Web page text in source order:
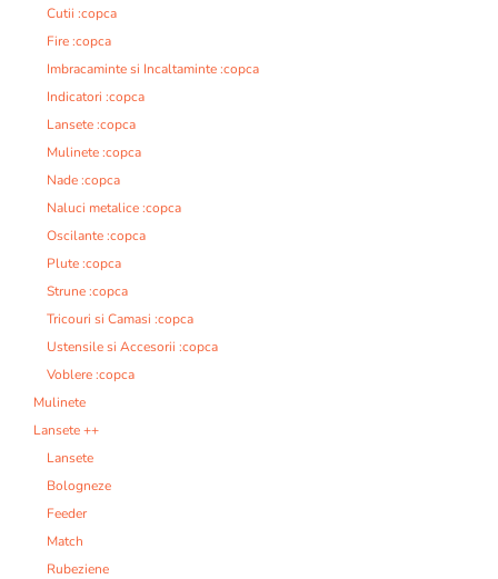
Cutii :copca
Fire :copca
Imbracaminte si Incaltaminte :copca
Indicatori :copca
Lansete :copca
Mulinete :copca
Nade :copca
Naluci metalice :copca
Oscilante :copca
Plute :copca
Strune :copca
Tricouri si Camasi :copca
Ustensile si Accesorii :copca
Voblere :copca
Mulinete
Lansete ++
Lansete
Bologneze
Feeder
Match
Rubeziene